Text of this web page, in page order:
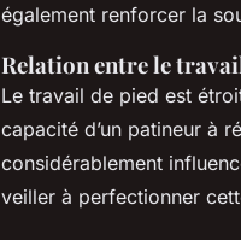
également renforcer la
Relation entre le
Le travail de pied est
capacité d’un patineur à
considérablement
veiller à perfectionner